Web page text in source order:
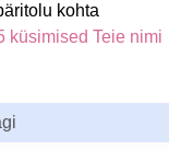
kohta
küsimised Teie nimi